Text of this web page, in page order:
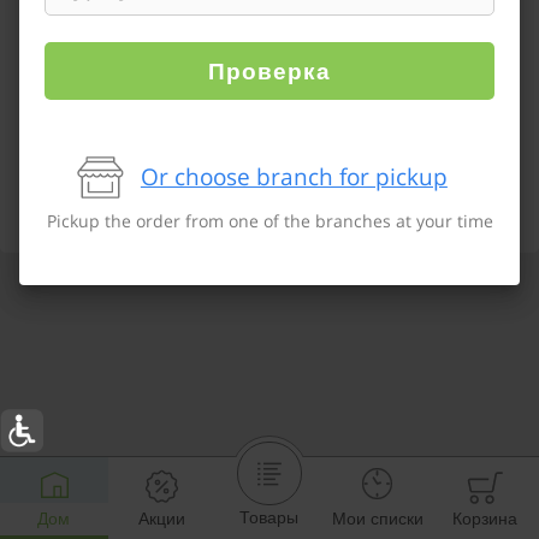
Дом Акции Товары Мои списки Корзина
Проверка
Or choose branch for pickup
Pickup the order from one of the branches at your time